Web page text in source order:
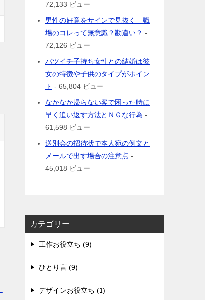
72,133 ビュー
男性の好意をサインで見抜く 職
場のコレって無意識？勘違い？ -
72,126 ビュー
バツイチ子持ち女性との結婚は彼
女の特徴や子供のタイプがポイン
ト - 65,804 ビュー
なかなか帰らない客で困った時に
早く追い返す方法とＮＧな行為 -
61,598 ビュー
送別会の招待状で本人宛の例文と
メールで出す場合の注意点 -
45,018 ビュー
カテゴリー
工作お役立ち (9)
ひとり言 (9)
デザインお役立ち (1)